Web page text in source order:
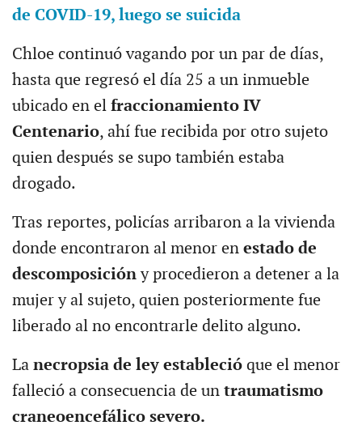
de COVID-19, luego se suicida
Chloe continuó vagando por un par de días,
hasta que regresó el día 25 a un inmueble
ubicado en el fraccionamiento IV
Centenario, ahí fue recibida por otro sujeto
quien después se supo también estaba
drogado.
Tras reportes, policías arribaron a la vivienda
donde encontraron al menor en estado de
descomposicióny procedieron a detener a la
mujer y al sujeto, quien posteriormente fue
liberado al no encontrarle delito alguno.
Lanecropsia de ley establecióque el menor
falleció a consecuencia de un traumatismo
craneoencefálico severo.